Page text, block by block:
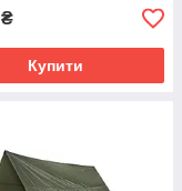
₴
Купити